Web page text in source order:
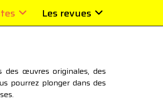
Les revues
œuvres originales, des
pourrez plonger dans des